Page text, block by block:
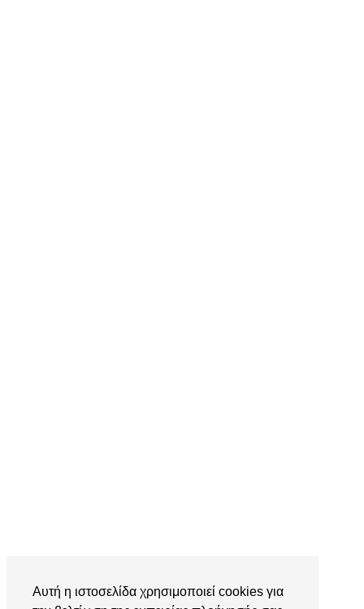
Αυτή η ιστοσελίδα χρησιμοποιεί cookies για